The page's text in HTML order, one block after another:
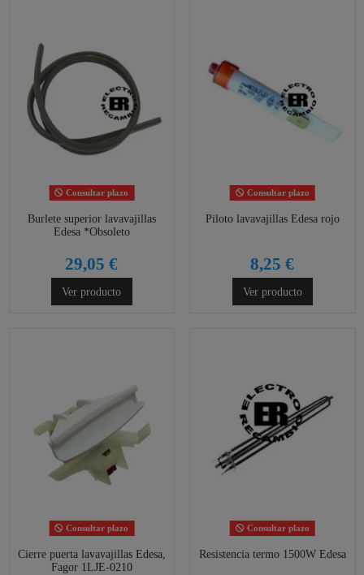
Consultar plazo
Burlete superior lavavajillas
Edesa *Obsoleto
29,05 €
Ver producto
Consultar plazo
Piloto lavavajillas Edesa rojo
8,25 €
Ver producto
Consultar plazo
Cierre puerta lavavajillas Edesa,
Fagor 1LJE-0210
Consultar plazo
Resistencia termo 1500W Edesa